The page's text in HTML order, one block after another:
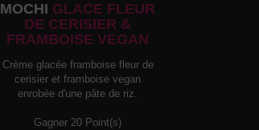
MOCHI GLACE FLEUR
DE CERISIER &
FRAMBOISE VEGAN
Crème glacée framboise fleur de
cerisier et framboise vegan
enrobée d'une pâte de riz.
Gagner 20 Point(s)